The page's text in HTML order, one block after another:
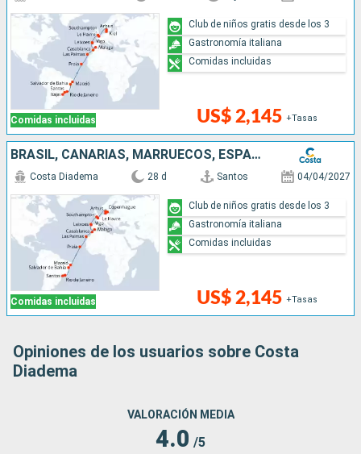
Comidas incluidas US$ 2,145 +Tasas
Club de niños gratis desde los 3
Gastronomía italiana
Comidas incluidas
BRASIL, CANARIAS, MARRUECOS, ESPAÑA, PORTUGAL, FRANCIA, GRAN BRETAÑA, DINAMARCA, ALEMANIA
Comidas incluidas
Costa Diadema 28 d Santos 04/04/2027
US$ 2,145 +Tasas
Club de niños gratis desde los 3
Gastronomía italiana
Comidas incluidas
Opiniones de los usuarios sobre Costa
Diadema
VALORACIÓN MEDIA
4.0 /5